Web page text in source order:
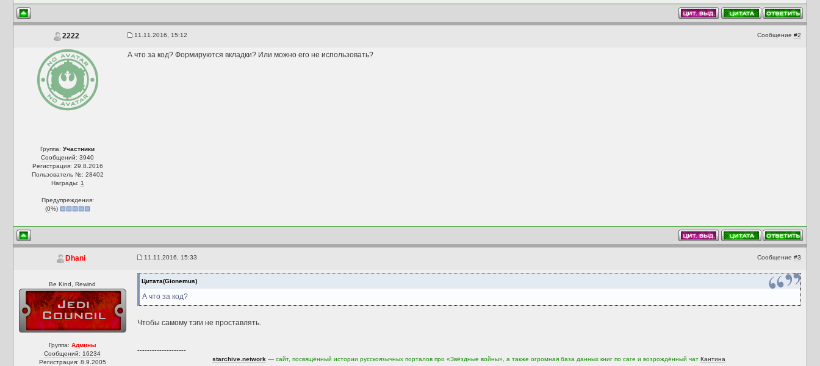
2222 11.11.2016, 15:12 Сообщение #2
Группа:Участники
Сообщений: 3940
Регистрация: 29.8.2016
Пользователь №: 28402
Награды: 1
Предупреждения:
(0%)
А что за код? Формируются вкладки? Или можно его не использовать?
Dhani 11.11.2016, 15:33 Сообщение #3
Be Kind, Rewind
Группа: Админы
Сообщений: 16234
Регистрация: 8.9.2005
Цитата(Gionemus)
А что за код?
Чтобы самому тэги не проставлять.
--------------------
starchive.network — сайт, посвящённый истории русскоязычных порталов про «Звёздные войны», а также огромная база данных книг по саге и возрождённый чатКантина